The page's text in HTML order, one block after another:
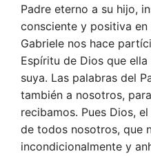
Padre eterno a su hijo,
consciente y positiva
Gabriele nos hace
Espíritu de Dios que
suya. Las palabras del
también a nosotros,
recibamos. Pues Dios,
de todos nosotros, que
incondicionalmente y